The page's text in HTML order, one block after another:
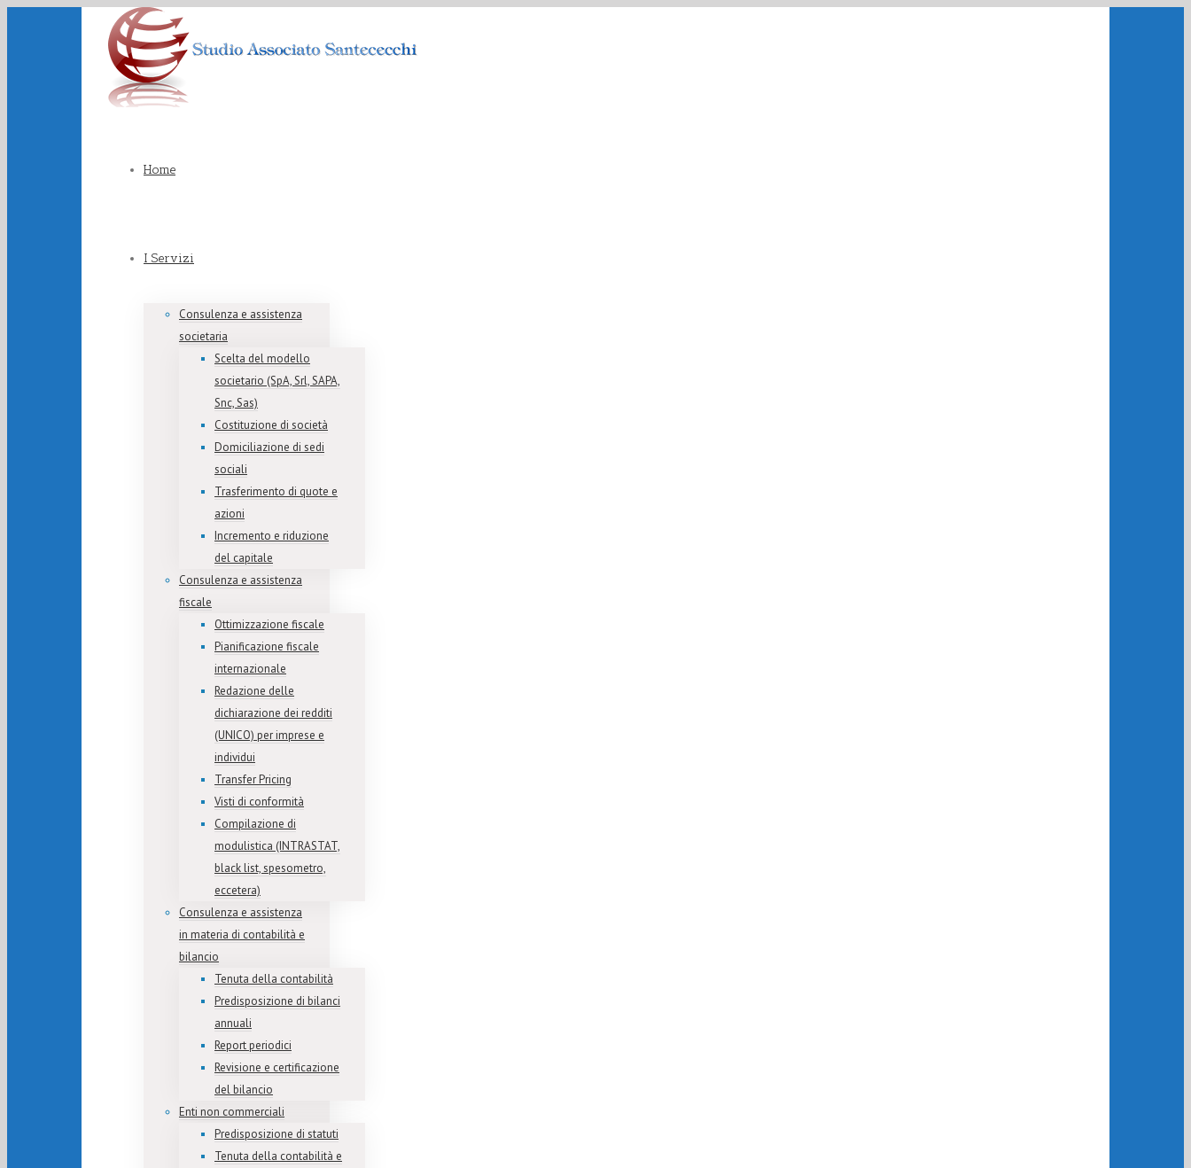
Home
I Servizi
Consulenza e assistenza
societaria
Scelta del modello
societario (SpA, Srl, SAPA,
Snc, Sas)
Costituzione di società
Domiciliazione di sedi
sociali
Trasferimento di quote e
azioni
Incremento e riduzione
del capitale
Consulenza e assistenza
fiscale
Ottimizzazione fiscale
Pianificazione fiscale
internazionale
Redazione delle
dichiarazione dei redditi
(UNICO) per imprese e
individui
Transfer Pricing
Visti di conformità
Compilazione di
modulistica (INTRASTAT,
black list, spesometro,
eccetera)
Consulenza e assistenza
in materia di contabilità e
bilancio
Tenuta della contabilità
Predisposizione di bilanci
annuali
Report periodici
Revisione e certificazione
del bilancio
Enti non commerciali
Predisposizione di statuti
Tenuta della contabilità e